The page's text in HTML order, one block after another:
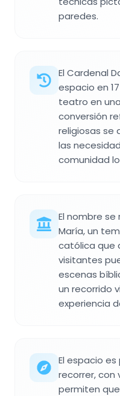
paredes.
El Cardenal
espacio en
teatro en
conversión
religiosas se
las
comunidad
El nombre
María, un
católica que
visitantes
escenas
un recorrido
experiencia
El espacio
recorrer, con
permiten